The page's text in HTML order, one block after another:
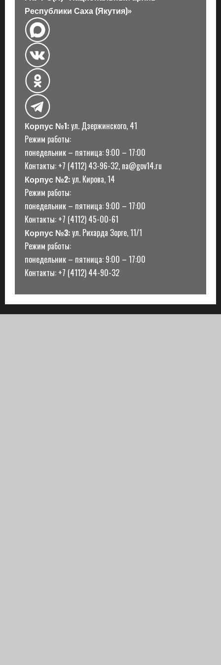
Республики Саха (Якутия)»
Корпус №1:ул. Дзержинского, 41
Режим работы:
понедельник – пятница: 9:00 – 17:00
Контакты: +7 (4112) 43-96-32, na@gov14.ru
Корпус №2:ул. Кирова, 14
Режим работы:
понедельник – пятница: 9:00 – 17:00
Контакты: +7 (4112) 45-00-61
Корпус №3:ул. Рихарда Зорге, 11/1
Режим работы:
понедельник – пятница: 9:00 – 17:00
Контакты: +7 (4112) 44-90-32